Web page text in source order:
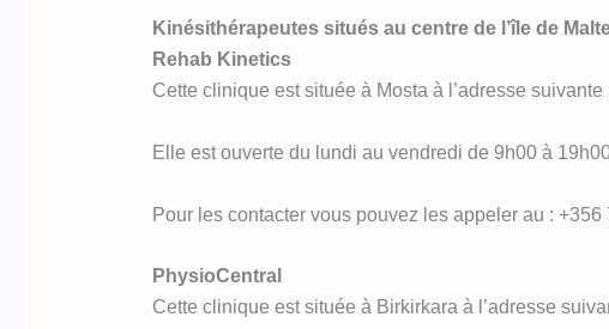
Kinésithérapeutes situés au centre de l’île de
Rehab Kinetics
Cette clinique est située à Mosta à l’adresse
Elle est ouverte du lundi au vendredi de 9h00 à
Pour les contacter vous pouvez les appeler au :
PhysioCentral
Cette clinique est située à Birkirkara à l’adresse